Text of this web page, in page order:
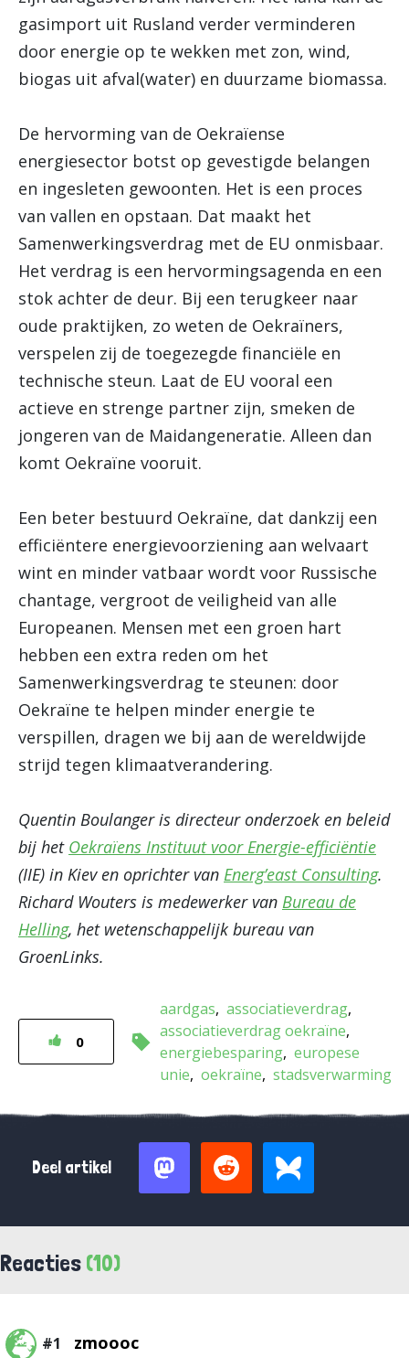
gasimport uit Rusland verder verminderen
door energie op te wekken met zon, wind,
biogas uit afval(water) en duurzame biomassa.
De hervorming van de Oekraïense
energiesector botst op gevestigde belangen
en ingesleten gewoonten. Het is een proces
van vallen en opstaan. Dat maakt het
Samenwerkingsverdrag met de EU onmisbaar.
Het verdrag is een hervormingsagenda en een
stok achter de deur. Bij een terugkeer naar
oude praktijken, zo weten de Oekraïners,
verspelen zij de toegezegde financiële en
technische steun. Laat de EU vooral een
actieve en strenge partner zijn, smeken de
jongeren van de Maidangeneratie. Alleen dan
komt Oekraïne vooruit.
Een beter bestuurd Oekraïne, dat dankzij een
efficiëntere energievoorziening aan welvaart
wint en minder vatbaar wordt voor Russische
chantage, vergroot de veiligheid van alle
Europeanen. Mensen met een groen hart
hebben een extra reden om het
Samenwerkingsverdrag te steunen: door
Oekraïne te helpen minder energie te
verspillen, dragen we bij aan de wereldwijde
strijd tegen klimaatverandering.
Quentin Boulanger is directeur onderzoek en beleid
bij het Oekraïens Instituut voor Energie-efficiëntie
(IIE) in Kiev en oprichter van Energ’east Consulting.
Richard Wouters is medewerker van Bureau de
Helling, het wetenschappelijk bureau van
GroenLinks.
0
aardgas associatieverdrag
associatieverdrag oekraïne
energiebesparing europese
unie oekraïne stadsverwarming
Deel artikel
Reacties (10)
#1 zmoooc